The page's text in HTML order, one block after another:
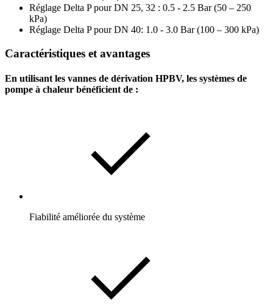
Réglage Delta P pour DN 25, 32 : 0.5 - 2.5 Bar (50 – 250
kPa)
Réglage Delta P pour DN 40: 1.0 - 3.0 Bar (100 – 300 kPa)
Caractéristiques et avantages
En utilisant les vannes de dérivation HPBV, les systèmes de
pompe à chaleur bénéficient de :
Fiabilité améliorée du système